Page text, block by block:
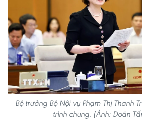
Bộ trưởng Bộ Nội vụ Phạm Thị Thanh
trình chung. (Ảnh: Doãn